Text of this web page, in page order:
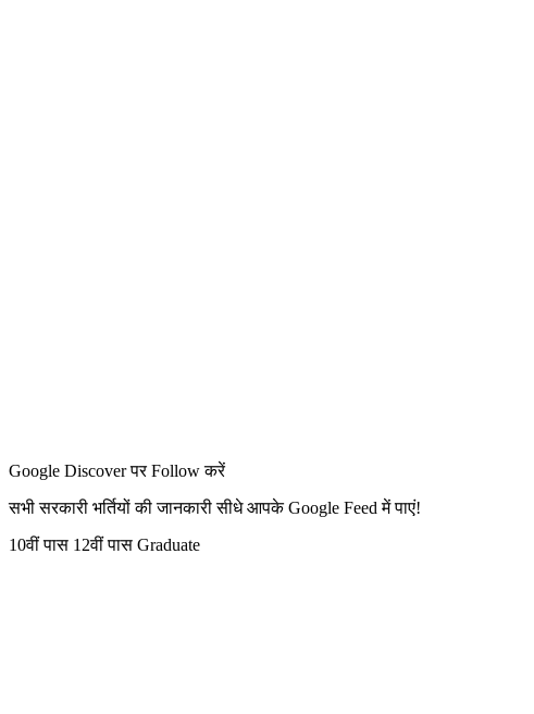
Google Discover पर Follow करें
सभी सरकारी भर्तियों की जानकारी सीधे आपके Google Feed में पाएं!
10वीं पास 12वीं पास Graduate